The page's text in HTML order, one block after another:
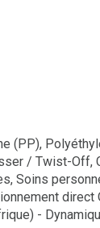
/ Twist-
Soins
-